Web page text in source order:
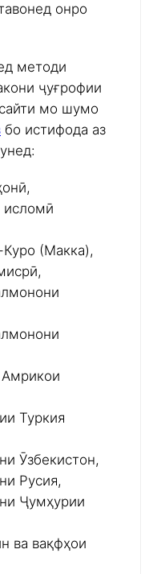
онро
методи
ҷуғрофии
мо шумо
бо истифода аз
(Макка),
Туркия
Ӯзбекистон,
Русия,
Ҷумҳурии
ва вақфҳои